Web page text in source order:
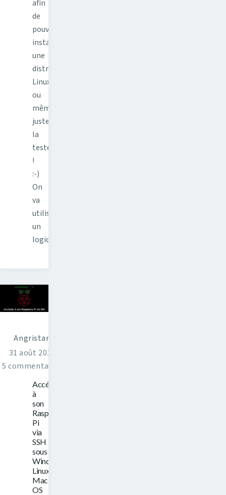
afin
de
pouvoir
installer
une
distribution
Linux
ou
même
juste
la
tester
!
:-)
On
va
utiliser
un
logiciel…
Angristan
31 août 2014
5 commentaires
Accéder
à
son
Raspberry
Pi
via
SSH
sous
Windows,
Linux,
Mac
OS